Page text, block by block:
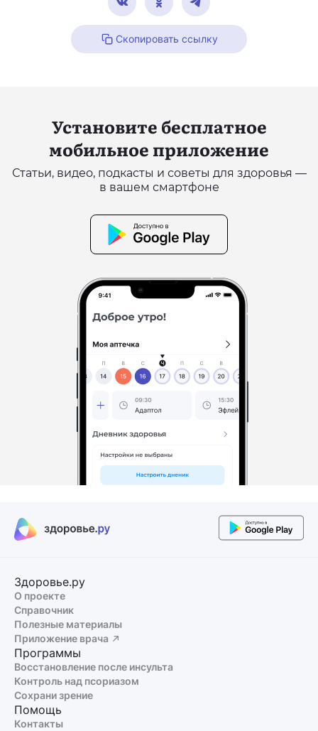
Скопировать ссылку
Установите бесплатное
мобильное приложение
Статьи, видео, подкасты и советы для здоровья —
в вашем смартфоне
Здоровье.ру
О проекте
Справочник
Полезные материалы
Приложение врача
Программы
Восстановление после инсульта
Контроль над псориазом
Сохрани зрение
Помощь
Контакты